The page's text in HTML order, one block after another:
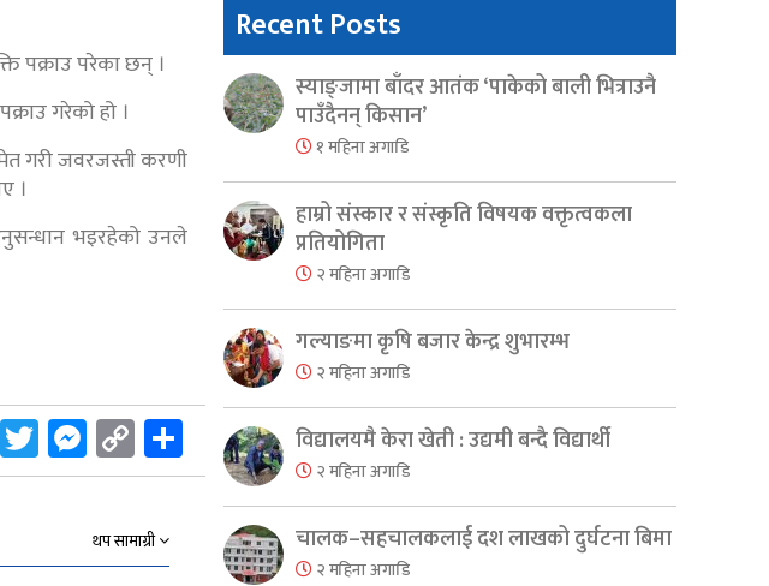
पक्राउ परेका छन् ।
गरेको हो ।
गरी जवरजस्ती करणी
।
भइरहेको उनले
Facebook
Twitter
Messenger
Copy
Link
Share
थप सामाग्री
Recent Posts
स्याङ्जामा बाँदर आतंक ‘पाकेको बाली भित्राउनै
पाउँदैनन् किसान’
१ महिना अगाडि
हाम्रो संस्कार र संस्कृति विषयक वक्तृत्वकला
प्रतियोगिता
२ महिना अगाडि
गल्याङमा कृषि बजार केन्द्र शुभारम्भ
२ महिना अगाडि
विद्यालयमै केरा खेती : उद्यमी बन्दै विद्यार्थी
२ महिना अगाडि
चालक–सहचालकलाई दश लाखको दुर्घटना बिमा
२ महिना अगाडि